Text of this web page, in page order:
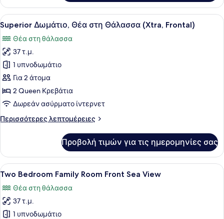
Δωμάτιο,
Θέα
στη
Θάλασσα
(Xtra)
Προβολή
όλων
των
φωτογραφιών
για
Superior
Δωμάτιο,
Θέα
Θάλασσα
Ένα σύγχρονο δωμάτιο
10
Superior Δωμάτιο, Θέα στη Θάλασσα (Xtra, Frontal)
Θέα στη θάλασσα
37 τ.μ.
1 υπνοδωμάτιο
Για 2 άτομα
2 Queen Κρεβάτια
Δωρεάν ασύρματο ίντερνετ
Περισσότερες λεπτομέρειες
Περισσότερες
Δωμάτιο,
Θέα
στη
(Xtra,
Frontal)
Προβολή τιμών για τις ημερομηνίες σας
Προβολή
όλων
των
φωτογραφιών
για
Μίνι μπαρ, χρηματοκιβώτιο στο
5
Two Bedroom Family Room Front Sea View
Θέα στη θάλασσα
37 τ.μ.
1 υπνοδωμάτιο